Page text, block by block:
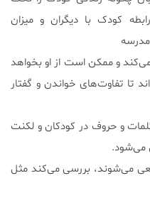
کودک با دیگران و میزان
و ممکن است از او بخواهد
تا تفاوت‌های خواندن و گفتار
و حروف در کودکان و لکنت
می‌شود.
می‌شوند، بررسی می‌کند مثل